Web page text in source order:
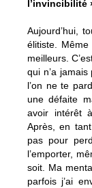
l’invincibilité
Aujourd’hui,
élitiste.
meilleurs.
qui n’a
l’on ne te
une défaite
avoir intérêt
Après, en
pas pour
l’emporter,
soit. Ma
parfois j’ai